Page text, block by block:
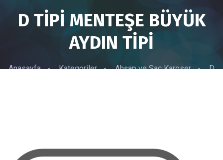
D TİPİ MENTEŞE BÜYÜK
AYDIN TİPİ
Anasayfa - Kategoriler - Ahşap ve Sac Karoser -
D